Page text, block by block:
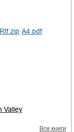
rtf.zip
a4.pdf
Valley
Все книги